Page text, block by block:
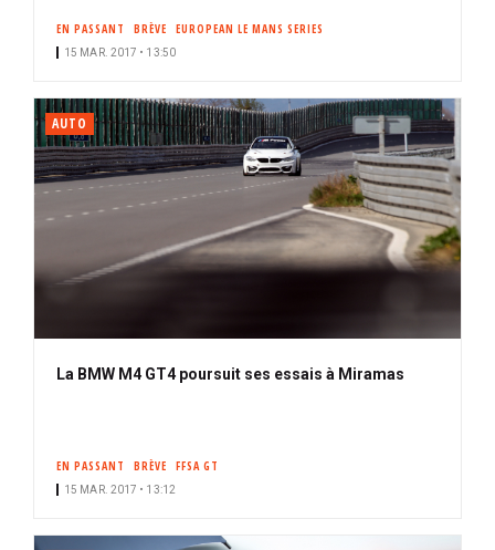
EN PASSANT BRÈVE EUROPEAN LE MANS SERIES
15 MAR. 2017 • 13:50
AUTO
La BMW M4 GT4 poursuit ses essais à Miramas
EN PASSANT BRÈVE FFSA GT
15 MAR. 2017 • 13:12